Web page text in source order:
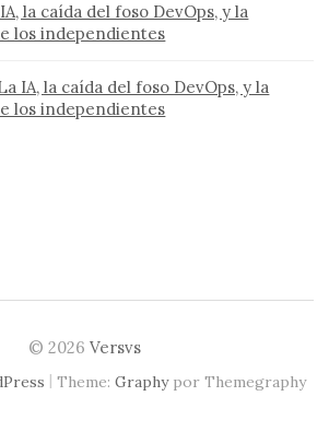
la caída del foso DevOps, y la
los independientes
IA, la caída del foso DevOps, y la
los independientes
© 2026 Versvs
| Theme: Graphypor Themegraphy